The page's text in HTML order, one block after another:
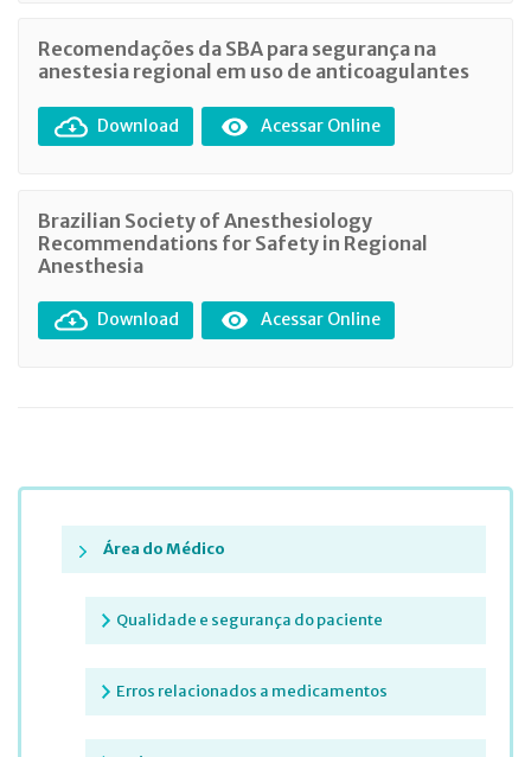
Área do Médico
Qualidade e segurança do paciente
Erros relacionados a medicamentos
Recomendações da SBA para segurança na
anestesia regional em uso de anticoagulantes
Download Acessar Online
Brazilian Society of Anesthesiology
Recommendations for Safety in Regional
Anesthesia
Download Acessar Online